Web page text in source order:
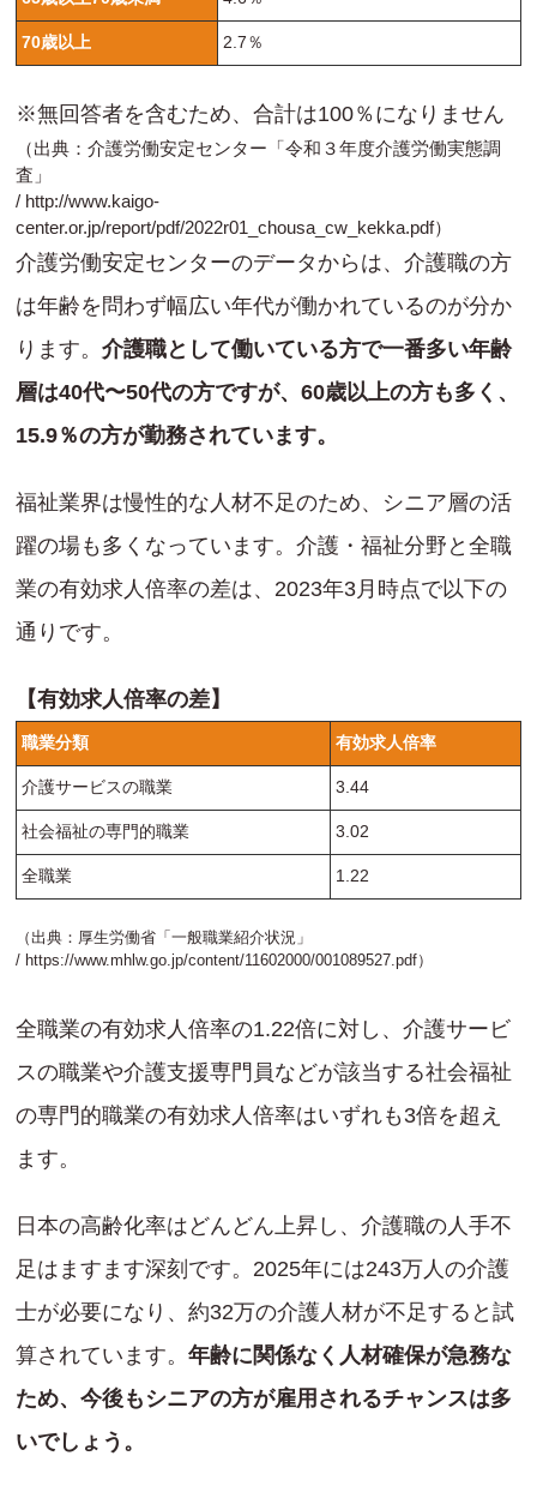
70歳以上 2.7％
※無回答者を含むため、合計は100％になりません
（出典：介護労働安定センター「令和３年度介護労働実態調
査」
/ http://www.kaigo-
center.or.jp/report/pdf/2022r01_chousa_cw_kekka.pdf）
介護労働安定センターのデータからは、介護職の方
は年齢を問わず幅広い年代が働かれているのが分か
ります。 介護職として働いている方で一番多い年齢
層は40代〜50代の方ですが、60歳以上の方も多く、
15.9％の方が勤務されています。
福祉業界は慢性的な人材不足のため、シニア層の活
躍の場も多くなっています。介護・福祉分野と全職
業の有効求人倍率の差は、2023年3月時点で以下の
通りです。
【有効求人倍率の差】
職業分類 有効求人倍率
介護サービスの職業 3.44
社会福祉の専門的職業 3.02
全職業 1.22
（出典：厚生労働省「一般職業紹介状況」
/ https://www.mhlw.go.jp/content/11602000/001089527.pdf）
全職業の有効求人倍率の1.22倍に対し、介護サービ
スの職業や介護支援専門員などが該当する社会福祉
の専門的職業の有効求人倍率はいずれも3倍を超え
ます。
日本の高齢化率はどんどん上昇し、介護職の人手不
足はますます深刻です。2025年には243万人の介護
士が必要になり、約32万の介護人材が不足すると試
算されています。 年齢に関係なく人材確保が急務な
ため、今後もシニアの方が雇用されるチャンスは多
いでしょう。